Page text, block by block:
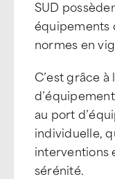
SUD
équipements
normes en
C’est grâce
au port
individuelle,
interventions
sérénité.